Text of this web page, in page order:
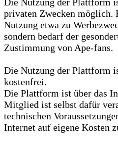
Die Nutzung der Plattform
privaten Zwecken möglich.
Nutzung etwa zu
sondern bedarf der
Zustimmung von Ape-fans.
Die Nutzung der Plattform
kostenfrei.
Die Plattform ist über das
Mitglied ist selbst dafür
technischen
Internet auf eigene Kosten